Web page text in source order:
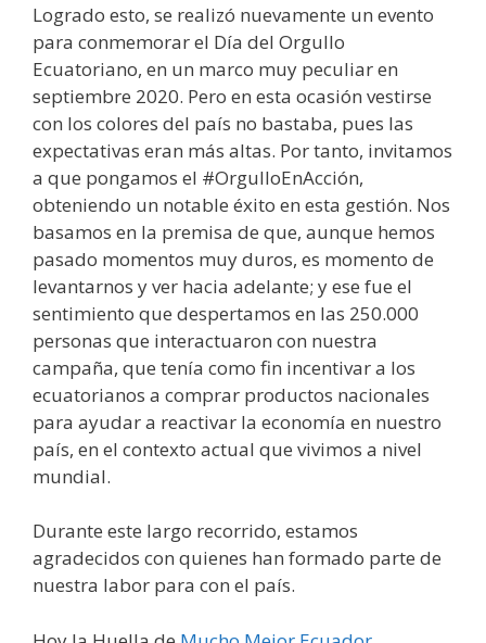
Logrado esto, se realizó nuevamente un evento
para conmemorar el Día del Orgullo
Ecuatoriano, en un marco muy peculiar en
septiembre 2020. Pero en esta ocasión vestirse
con los colores del país no bastaba, pues las
expectativas eran más altas. Por tanto, invitamos
a que pongamos el #OrgulloEnAcción,
obteniendo un notable éxito en esta gestión. Nos
basamos en la premisa de que, aunque hemos
pasado momentos muy duros, es momento de
levantarnos y ver hacia adelante; y ese fue el
sentimiento que despertamos en las 250.000
personas que interactuaron con nuestra
campaña, que tenía como fin incentivar a los
ecuatorianos a comprar productos nacionales
para ayudar a reactivar la economía en nuestro
país, en el contexto actual que vivimos a nivel
mundial.
Durante este largo recorrido, estamos
agradecidos con quienes han formado parte de
nuestra labor para con el país.